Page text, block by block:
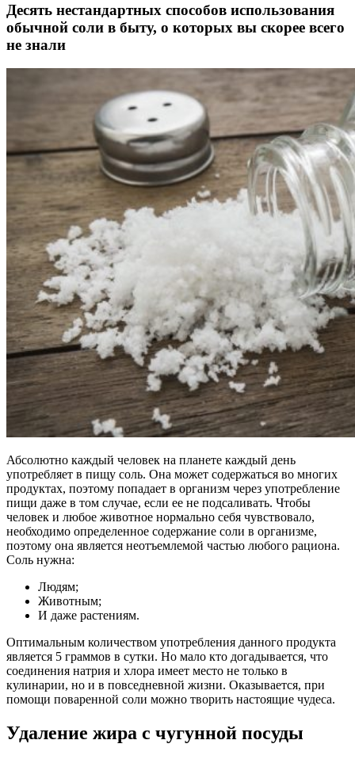
Десять нестандартных способов использования
обычной соли в быту, о которых вы скорее всего
не знали
Абсолютно каждый человек на планете каждый день
употребляет в пищу соль. Она может содержаться во многих
продуктах, поэтому попадает в организм через употребление
пищи даже в том случае, если ее не подсаливать. Чтобы
человек и любое животное нормально себя чувствовало,
необходимо определенное содержание соли в организме,
поэтому она является неотъемлемой частью любого рациона.
Соль нужна:
Людям;
Животным;
И даже растениям.
Оптимальным количеством употребления данного продукта
является 5 граммов в сутки. Но мало кто догадывается, что
соединения натрия и хлора имеет место не только в
кулинарии, но и в повседневной жизни. Оказывается, при
помощи поваренной соли можно творить настоящие чудеса.
Удаление жира с чугунной посуды